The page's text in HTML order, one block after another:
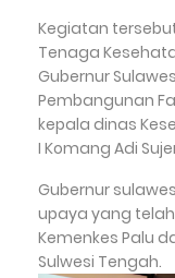
Kegiatan
Tenaga
Gubernur
Pembangunan
kepala dinas
I Komang Adi
Gubernur
upaya yang telah
Kemenkes Palu
Sulwesi Tengah.